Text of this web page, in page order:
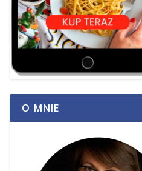
O MNIE